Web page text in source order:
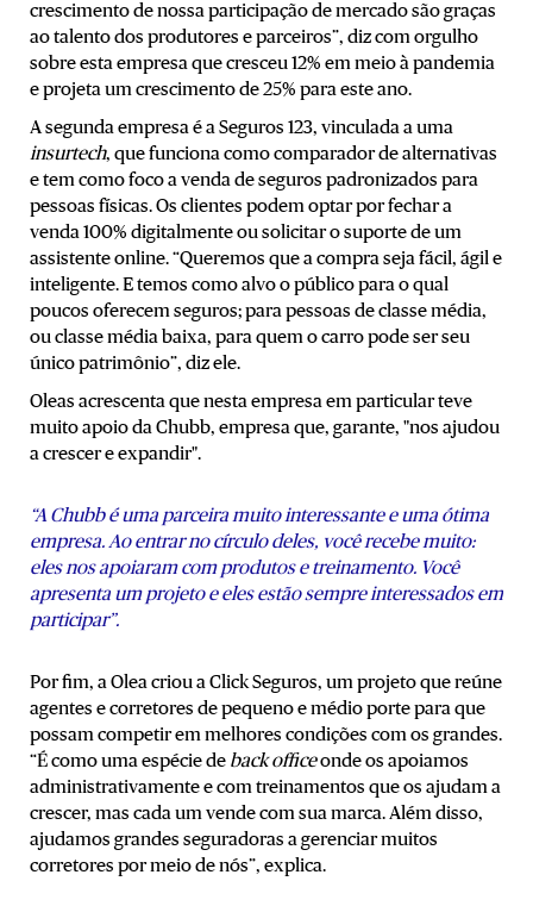
crescimento de nossa participação de mercado são graças
ao talento dos produtores e parceiros”, diz com orgulho
sobre esta empresa que cresceu 12% em meio à pandemia
e projeta um crescimento de 25% para este ano.
A segunda empresa é a Seguros 123, vinculada a uma
insurtech, que funciona como comparador de alternativas
e tem como foco a venda de seguros padronizados para
pessoas físicas. Os clientes podem optar por fechar a
venda 100% digitalmente ou solicitar o suporte de um
assistente online. “Queremos que a compra seja fácil, ágil e
inteligente. E temos como alvo o público para o qual
poucos oferecem seguros; para pessoas de classe média,
ou classe média baixa, para quem o carro pode ser seu
único patrimônio”, diz ele.
Oleas acrescenta que nesta empresa em particular teve
muito apoio da Chubb, empresa que, garante, "nos ajudou
a crescer e expandir".
“A Chubb é uma parceira muito interessante e uma ótima
empresa. Ao entrar no círculo deles, você recebe muito:
eles nos apoiaram com produtos e treinamento. Você
apresenta um projeto e eles estão sempre interessados ​​em
participar”.
Por fim, a Olea criou a Click Seguros, um projeto que reúne
agentes e corretores de pequeno e médio porte para que
possam competir em melhores condições com os grandes.
“É como uma espécie de back officeonde os apoiamos
administrativamente e com treinamentos que os ajudam a
crescer, mas cada um vende com sua marca. Além disso,
ajudamos grandes seguradoras a gerenciar muitos
corretores por meio de nós”, explica.